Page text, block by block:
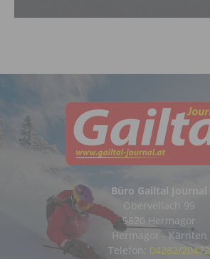
Büro Gailtal Journal
Obervellach 99
9620 Hermagor
Hermagor - Kärnten
Telefon: 04282/20472